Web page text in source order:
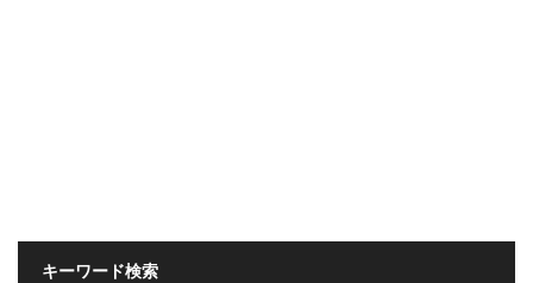
キーワード検索